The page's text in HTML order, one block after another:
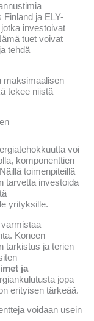
ja ELY-
investoivat
tuet voivat
tehdä
maksimaalisen
tekee niistä
voi
komponenttien
toimenpiteillä
tarvetta investoida
yrityksille.
Koneen
tarkistus ja terien
ja
jopa
erityisen tärkeää.
voidaan usein